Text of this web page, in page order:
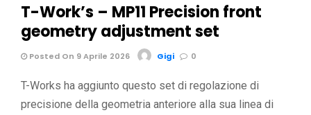
T-Work’s – MP11 Precision front
geometry adjustment set
Posted On 9 Aprile 2026 Gigi 0
T-Works ha aggiunto questo set di regolazione di
precisione della geometria anteriore alla sua linea di